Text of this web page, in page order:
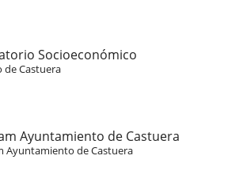
Socioeconómico
de Castuera
Ayuntamiento de Castuera
Ayuntamiento de Castuera